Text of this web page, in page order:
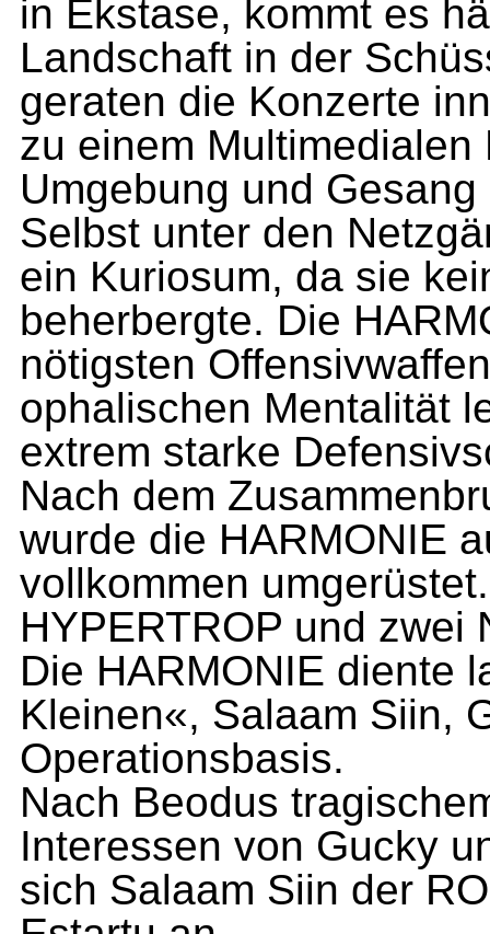
in Ekstase, kommt es
Landschaft in der
geraten die Konzerte
zu einem
Umgebung und
Selbst unter den
ein Kuriosum, da sie
beherbergte. Die
nötigsten
ophalischen Mentalität
extrem starke
Nach dem
wurde die HARMONIE
vollkommen
HYPERTROP und zwei
Die HARMONIE diente
Kleinen«, Sa­laam Siin,
Operationsbasis.
Nach Beodus
Interessen von Gucky
sich Salaam Siin der